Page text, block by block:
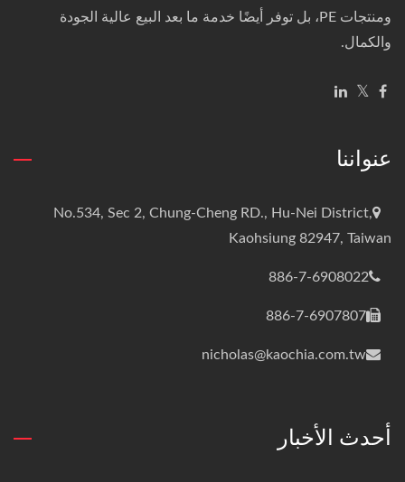
ومنتجات PE، بل توفر أيضًا خدمة ما بعد البيع عالية الجودة
والكمال.
عنواننا
No.534, Sec 2, Chung-Cheng RD., Hu-Nei District,
Kaohsiung 82947, Taiwan
886-7-6908022
886-7-6907807
nicholas@kaochia.com.tw
أحدث الأخبار